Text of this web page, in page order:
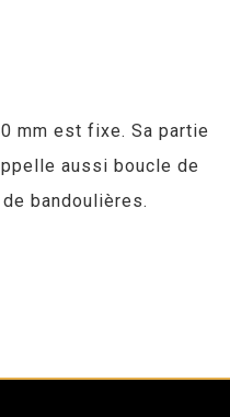
mm est fixe. Sa partie
aussi boucle de
bandoulières.